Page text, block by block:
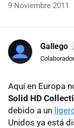
9 Noviembre 2011
Gallego
Colaborador
Aquí en Europa
Solid HD
debido a un
Unidos ya está